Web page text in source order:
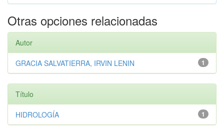
Otras opciones relacionadas
Autor
1
GRACIA SALVATIERRA, IRVIN LENIN
Título
1
HIDROLOGÍA